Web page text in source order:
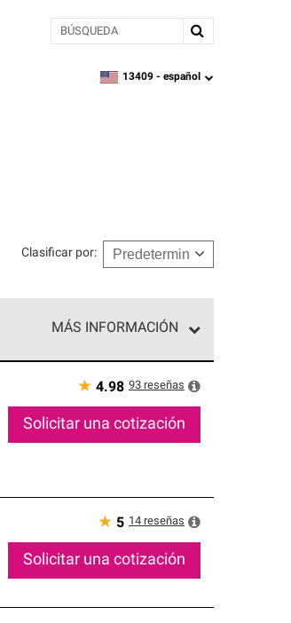
BÚSQUEDA
zipcode,language
13409 - español
Clasificar por:
MÁS INFORMACIÓN
★ 4.98 93 reseñas
Solicitar una cotización
★ 5 14 reseñas
Solicitar una cotización